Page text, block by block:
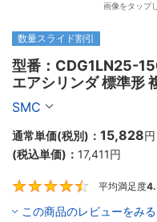
画像をタップ
数量スライド割引
型番：CDG1LN25-
エアシリンダ 標準形
SMC
通常単価(税別)： 15,828円
(税込単価)： 17,411円
平均満足度
この商品のレビューをみる